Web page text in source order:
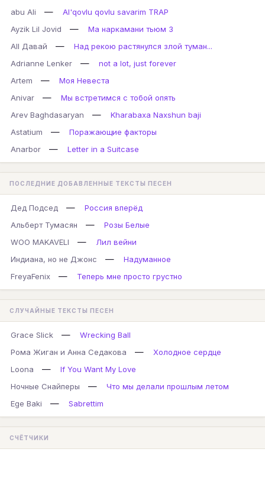
abu Ali
—
Al'qovlu qovlu savarim TRAP
Ayzik Lil Jovid
—
Ма наркамани тьюм 3
All Давай
—
Над рекою растянулся злой туман...
Adrianne Lenker
—
not a lot, just forever
Artem
—
Моя Невеста
Anivar
—
Мы встретимся с тобой опять
Arev Baghdasaryan
—
Kharabaxa Naxshun baji
Astatium
—
Поражающие факторы
Anarbor
— Letter in a Suitcase
ПОСЛЕДНИЕ ДОБАВЛЕННЫЕ ТЕКСТЫ ПЕСЕН
Дед Подсед —
Россия вперёд
Альберт Тумасян
—
Розы Белые
WOO MAKAVELI
—
Лил вейни
Индиана, но не Джонс
—
Надуманное
FreyaFenix
— Теперь мне просто грустно
СЛУЧАЙНЫЕ ТЕКСТЫ ПЕСЕН
Grace Slick —
Wrecking Ball
Рома Жиган и Анна Седакова
—
Холодное сердце
Loona
—
If You Want My Love
Ночные Снайперы
—
Что мы делали прошлым летом
Ege Baki
— Sabrettim
СЧЁТЧИКИ